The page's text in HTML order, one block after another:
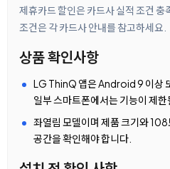
제휴카드 할인은 카드사 실적 조건
조건은 각 카드사 안내를 참고하세요.
상품 확인사항
LG ThinQ 앱은 Android 9 이상
일부 스마트폰에서는 기능이 제한
좌열림 모델이며 제품 크기와
공간을 확인해야 합니다.